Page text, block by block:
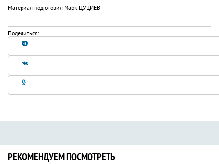
Материал подготовил Марк ЦУЦИЕВ
Поделиться:
РЕКОМЕНДУЕМ ПОСМОТРЕТЬ